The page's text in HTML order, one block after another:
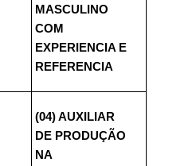
MASCULINO
COM
EXPERIENCIA E
REFERENCIA
(04) AUXILIAR
DE PRODUÇÃO
NA